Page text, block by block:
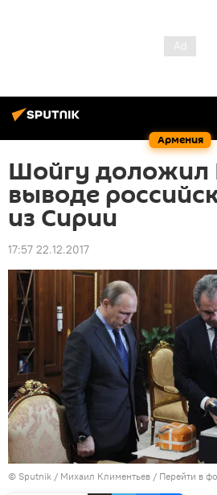
Армения
Шойгу доложил
выводе
из Сирии
17:57 22.12.2017
© Sputnik / Михаил Климентьев / Перейти в